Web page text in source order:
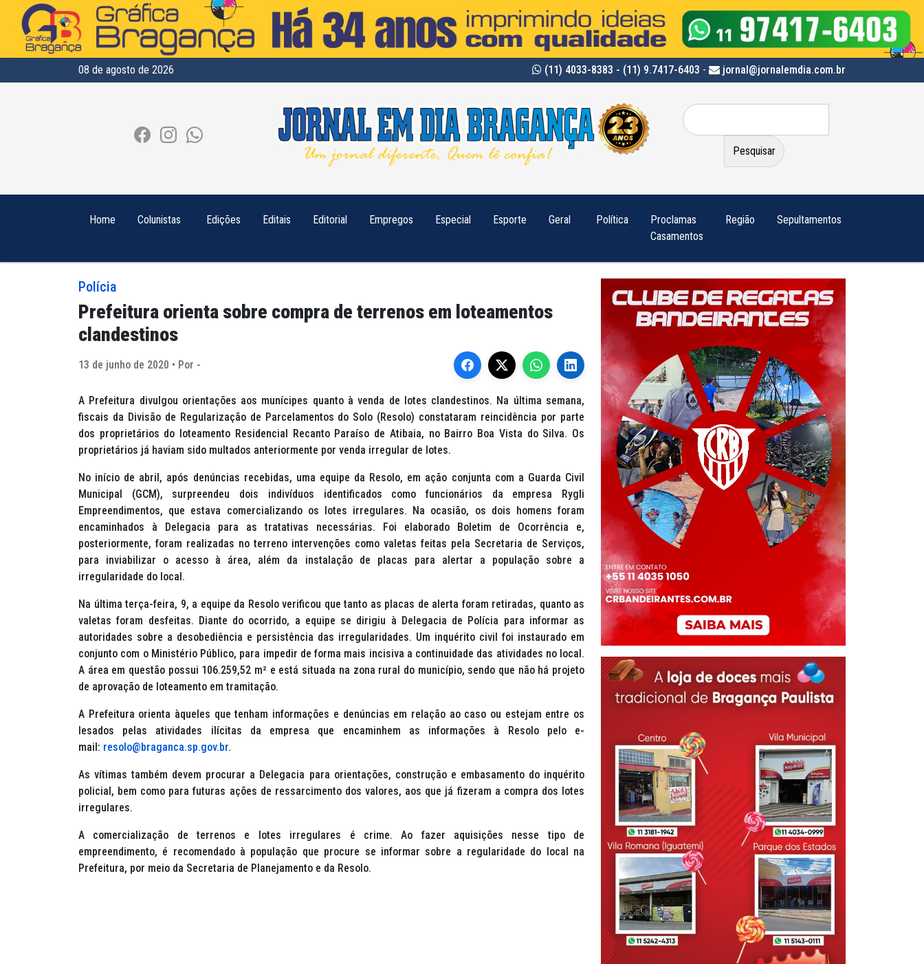
08 de agosto de 2026 (11) 4033-8383 - (11) 9.7417-6403 - jornal@jornalemdia.com.br
Pesquisar
por:
Home Colunistas Edições Editais Editorial Empregos Especial Esporte Geral Política
Proclamas
Casamentos
Região Sepultamentos
Polícia
Prefeitura orienta sobre compra de terrenos em loteamentos
clandestinos
13 de junho de 2020 • Por -
A Prefeitura divulgou orientações aos munícipes quanto à venda de lotes clandestinos. Na última semana,
fiscais da Divisão de Regularização de Parcelamentos do Solo (Resolo) constataram reincidência por parte
dos proprietários do loteamento Residencial Recanto Paraíso de Atibaia, no Bairro Boa Vista do Silva. Os
proprietários já haviam sido multados anteriormente por venda irregular de lotes.
No início de abril, após denúncias recebidas, uma equipe da Resolo, em ação conjunta com a Guarda Civil
Municipal (GCM), surpreendeu dois indivíduos identificados como funcionários da empresa Rygli
Empreendimentos, que estava comercializando os lotes irregulares. Na ocasião, os dois homens foram
encaminhados à Delegacia para as tratativas necessárias. Foi elaborado Boletim de Ocorrência e,
posteriormente, foram realizadas no terreno intervenções como valetas feitas pela Secretaria de Serviços,
para inviabilizar o acesso à área, além da instalação de placas para alertar a população sobre a
irregularidade do local.
Na última terça-feira, 9, a equipe da Resolo verificou que tanto as placas de alerta foram retiradas, quanto as
valetas foram desfeitas. Diante do ocorrido, a equipe se dirigiu à Delegacia de Polícia para informar as
autoridades sobre a desobediência e persistência das irregularidades. Um inquérito civil foi instaurado em
conjunto com o Ministério Público, para impedir de forma mais incisiva a continuidade das atividades no local.
A área em questão possui 106.259,52 m² e está situada na zona rural do município, sendo que não há projeto
de aprovação de loteamento em tramitação.
A Prefeitura orienta àqueles que tenham informações e denúncias em relação ao caso ou estejam entre os
lesados pelas atividades ilícitas da empresa que encaminhem as informações à Resolo pelo e-
mail: resolo@braganca.sp.gov.br.
As vítimas também devem procurar a Delegacia para orientações, construção e embasamento do inquérito
policial, bem como para futuras ações de ressarcimento dos valores, aos que já fizeram a compra dos lotes
irregulares.
A comercialização de terrenos e lotes irregulares é crime. Ao fazer aquisições nesse tipo de
empreendimento, é recomendado à população que procure se informar sobre a regularidade do local na
Prefeitura, por meio da Secretaria de Planejamento e da Resolo.